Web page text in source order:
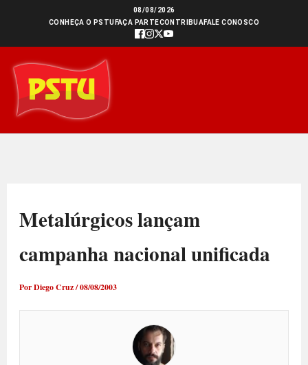
conteúdo
08/08/2026
CONHEÇA O PSTU FAÇA PARTECONTRIBUAFALE CONOSCO
Metalúrgicos lançam
campanha nacional unificada
PorDiego Cruz/08/08/2003